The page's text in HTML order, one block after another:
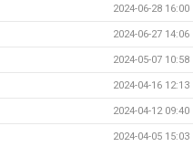
2024-06-28 16:00
2024-06-27 14:06
2024-05-07 10:58
2024-04-16 12:13
2024-04-12 09:40
2024-04-05 15:03